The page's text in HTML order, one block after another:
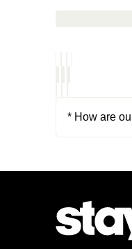
* How are